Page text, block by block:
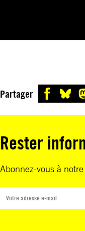
Partager
Rester
Abonnez-vous à